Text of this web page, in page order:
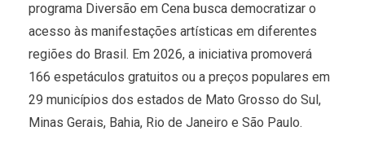
programa Diversão em Cena busca democratizar o
acesso às manifestações artísticas em diferentes
regiões do Brasil. Em 2026, a iniciativa promoverá
166 espetáculos gratuitos ou a preços populares em
29 municípios dos estados de Mato Grosso do Sul,
Minas Gerais, Bahia, Rio de Janeiro e São Paulo.